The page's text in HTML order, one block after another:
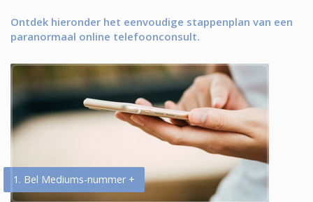
Ontdek hieronder het eenvoudige stappenplan van een
paranormaal online telefoonconsult.
1. Bel Mediums-nummer +